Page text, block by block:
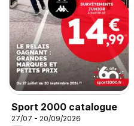
Sport 2000 catalogue
27/07 - 20/09/2026